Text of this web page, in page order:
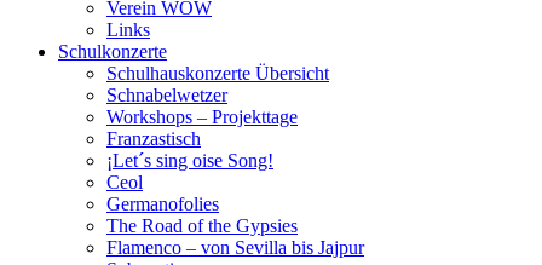
Verein WOW
Links
Schulkonzerte
Schulhauskonzerte Übersicht
Schnabelwetzer
Workshops – Projekttage
Franzastisch
¡Let´s sing oise Song!
Ceol
Germanofolies
The Road of the Gypsies
Flamenco – von Sevilla bis Jajpur